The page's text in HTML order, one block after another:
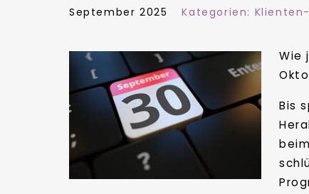
September 2025 Kategorien:
Wie
Bis